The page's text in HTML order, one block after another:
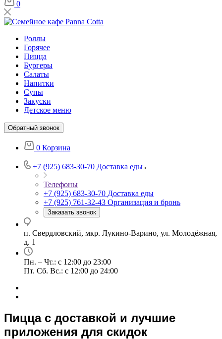
0
Роллы
Горячее
Пицца
Бургеры
Салаты
Напитки
Супы
Закуски
Детское меню
Обратный звонок
0 Корзина
+7 (925) 683-30-70 Доставка еды
Телефоны
+7 (925) 683-30-70 Доставка еды
+7 (925) 761-32-43 Организация и бронь
Заказать звонок
п. Свердловский, мкр. Лукино-Варино, ул. Молодёжная,
д. 1
Пн. – Чт.: с 12:00 до 23:00
Пт. Сб. Вс.: с 12:00 до 24:00
Пицца с доставкой и лучшие
приложения для скидок